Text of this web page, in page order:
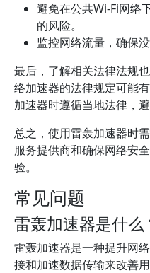
避免在公共Wi-Fi网络
的风险。
监控网络流量，确保没
最后，了解相关法律法规
络加速器的法律规定可能
加速器时遵循当地法律，
总之，使用雷轰加速器时
服务提供商和确保网络安
验。
常见问题
雷轰加速器是什么
雷轰加速器是一种提升网
接和加速数据传输来改善用